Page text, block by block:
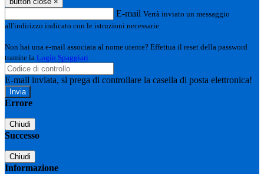
E-mail Verrà inviato un messaggio
all'indirizzo indicato con le istruzioni necessarie.
Non hai una e-mail associata al nome utente? Effettua il reset della password
tramite la Login Spaggiari
E-mail inviata, si prega di controllare la casella di posta elettronica!
Errore
Chiudi
Successo
Chiudi
Informazione